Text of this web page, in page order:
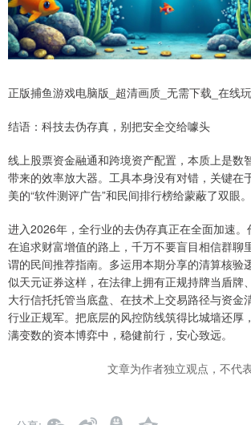
正版捕鱼游戏电脑版_超清画质_无需下载_在线玩
结语：科技去伪存真，别把安全交给噱头
线上股票资金融通和跨境资产配置，本质上是数
带来的效率放大器。工具本身没有对错，关键在
美的“软件测评广告”和民间排行榜给蒙蔽了双眼。
进入2026年，全行业的去伪存真正在全面加速。
在追求财富增值的路上，千万不要盲目相信群聊
谓的民间推荐指南。多运用本期分享的清算核验
似天元证券这样，在法律上拥有正规持牌当盾牌
大行信托托管当底盘、在技术上交易路径与资金
行业正规军。把底层的风控防线筑得比城墙还厚
满变数的资本博弈中，稳健前行，安心致远。
文章为作者独立观点，不代